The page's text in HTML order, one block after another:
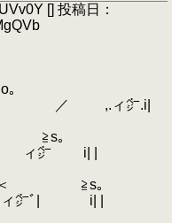
[] 投稿日：
｡
ィ㌻.i|
≧s｡
／ ィ㌻ i| |
≧s｡
,ィ㌻ﾞ| i| |